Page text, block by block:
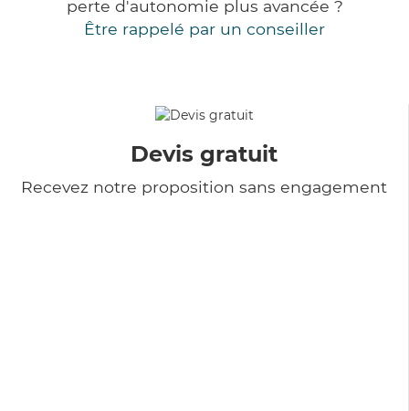
perte d'autonomie plus avancée ?
Être rappelé par un conseiller
Devis gratuit
Recevez notre proposition sans engagement